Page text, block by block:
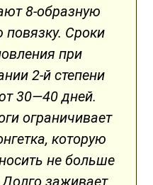
8-образную
повязку. Сроки
при
2-й степени
30—40 дней.
ограничивает
которую
не больше